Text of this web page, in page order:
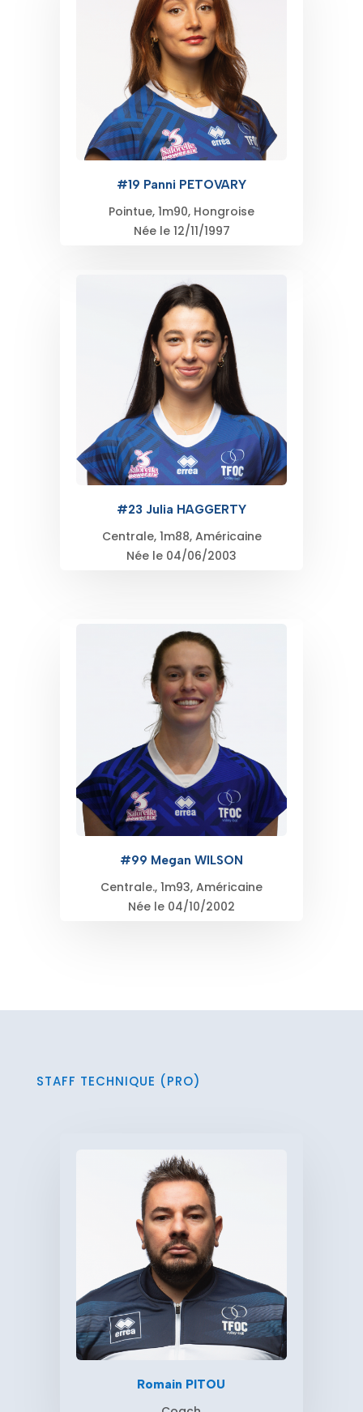
#19 Panni PETOVARY
Pointue, 1m90, Hongroise
Née le 12/11/1997
#23 Julia HAGGERTY
Centrale, 1m88, Américaine
Née le 04/06/2003
#99 Megan WILSON
Centrale., 1m93, Américaine
Née le 04/10/2002
STAFF TECHNIQUE (PRO)
Romain PITOU